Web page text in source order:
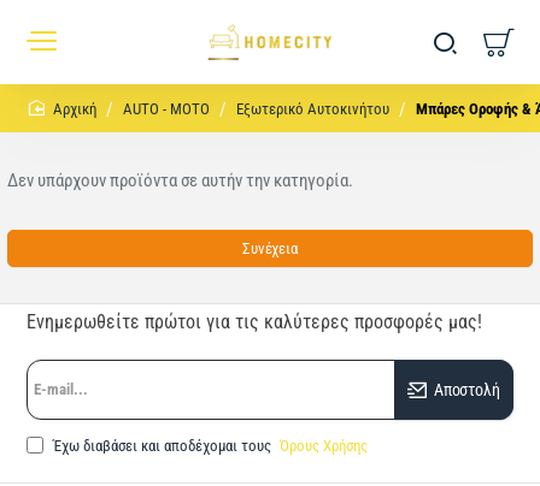
homeAUTO - MOTO Εξωτερικό Αυτοκινήτου Μπάρες Οροφής &
Δεν υπάρχουν προϊόντα σε αυτήν την κατηγορία.
Συνέχεια
Ενημερωθείτε πρώτοι για τις καλύτερες προσφορές μας!
E-
mail...
Αποστολή
Έχω διαβάσει και αποδέχομαι τους Όρους Χρήσης